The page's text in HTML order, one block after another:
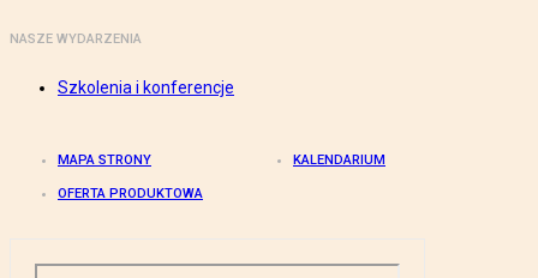
NASZE WYDARZENIA
Szkolenia i konferencje
MAPA STRONY KALENDARIUM
OFERTA PRODUKTOWA